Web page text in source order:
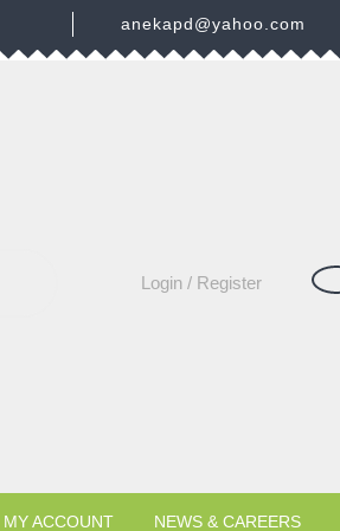
anekapd@yahoo.com
Login / RegisterLogin
MY ACCOUNT NEWS & CAREERS